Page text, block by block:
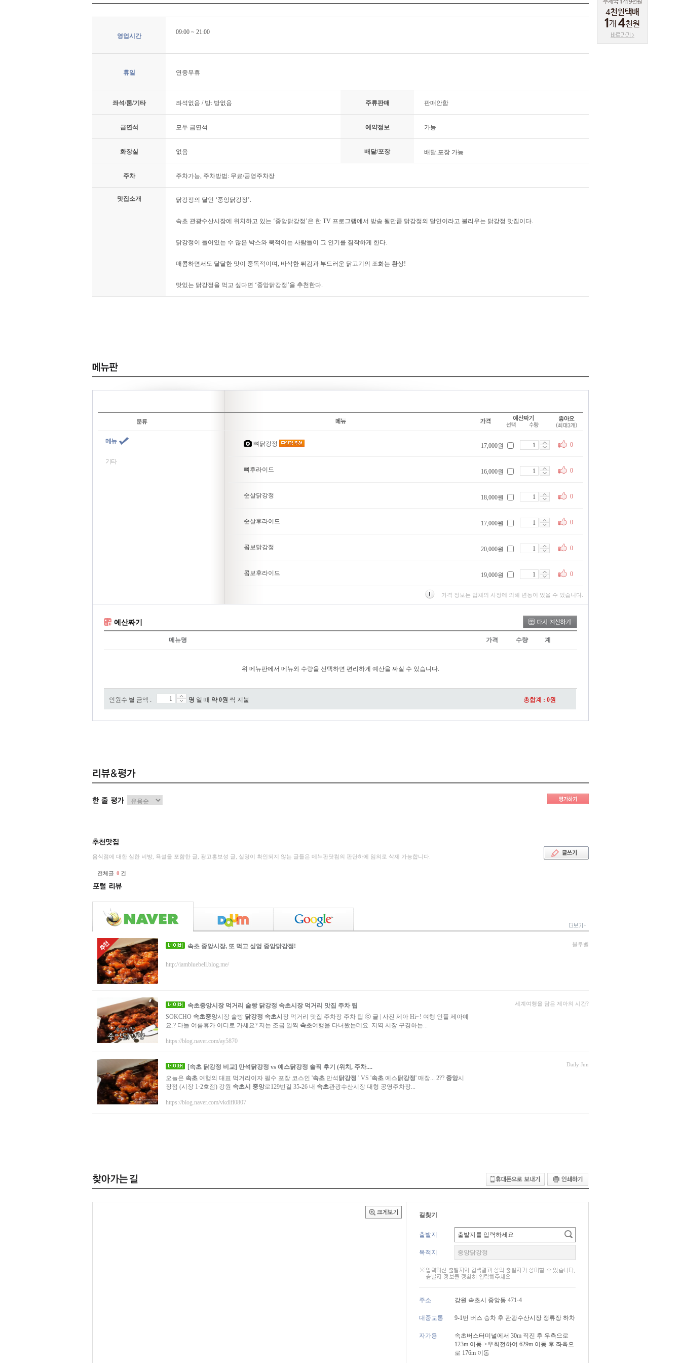
영업시간
09:00 ~ 21:00
휴일 연중무휴
좌석/룸/기타 좌석없음 / 방: 방없음 주류판매 판매안함
금연석 모두 금연석 예약정보 가능
화장실 없음 배달/포장 배달,포장 가능
주차 주차가능, 주차방법: 무료/공영주차장
맛집소개 닭강정의 달인 ‘중앙닭강정’.
속초 관광수산시장에 위치하고 있는 ‘중앙닭강정’은 한 TV 프로그램에서 방송 될만큼 닭강정의 달인이라고 불리우는 닭강정 맛집이다.
닭강정이 들어있는 수 많은 박스와 북적이는 사람들이 그 인기를 짐작하게 한다.
매콤하면서도 달달한 맛이 중독적이며, 바삭한 튀김과 부드러운 닭고기의 조화는 환상!
맛있는 닭강정을 먹고 싶다면 ‘중앙닭강정’을 추천한다.
메뉴
기타
뼈닭강정 17,000원 0
뼈후라이드 16,000원 0
순살닭강정 18,000원 0
순살후라이드 17,000원 0
콤보닭강정 20,000원 0
콤보후라이드 19,000원 0
가격 정보는 업체의 사정에 의해 변동이 있을 수 있습니다.
예산짜기
메뉴명 가격 수량 계
위 메뉴판에서 메뉴와 수량을 선택하면 편리하게 예산을 짜실 수 있습니다.
인원수 별 금액 : 명 일 때 약0원 씩 지불 총합계 : 0원
음식점에 대한 심한 비방, 욕설을 포함한 글, 광고홍보성 글, 실명이 확인되지 않는 글들은 메뉴판닷컴의 판단하에 임의로 삭제 가능합니다.
전체글 0 건
속초 중앙시장, 또 먹고 싶엉 중앙닭강정!
http://iambluebell.blog.me/
블루벨
속초중앙시장 먹거리 술빵 닭강정 속초시 장 먹거리 맛집 주차 팁
SOKCHO 속초중앙시장 술빵 닭강정 속초시 장 먹거리 맛집 주차장 주차 팁 ⓒ 글 | 사진 제아 Hi~! 여행 인플 제아예
요.? 다들 여름휴가 어디로 가세요? 저는 조금 일찍 속초여행을 다녀왔는데요. 지역 시장 구경하는...
https://blog.naver.com/ay5870
세계여행을 담은 제아의 시간?
[속초 닭강정 비교] 만석 닭강정 vs 예스닭강정 솔직 후기 (위치, 주차....
오늘은 속초 여행의 대표 먹거리이자 필수 포장 코스인 '속초 만석 닭강정 ' VS '속초 예스닭강정' 매장... 2?? 중앙시
장점 (시장 1·2호점) 강원 속초시 중앙로129번길 35-26 내 속초관광수산시장 대형 공영주차장...
https://blog.naver.com/vkdlfl0807
Daily Jun
길찾기
출발지
목적지
주소 강원 속초시 중앙동 471-4
대중교통 9-1번 버스 승차 후 관광수산시장 정류장 하차
자가용
속초버스터미널에서 30m 직진 후 우측으로
123m 이동->우회전하여 629m 이동 후 좌측으
로 176m 이동